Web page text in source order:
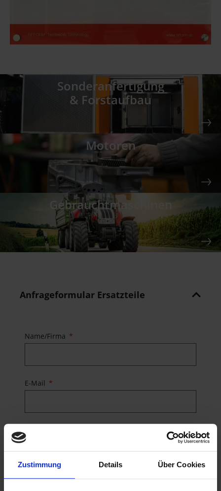
Zustimmung Details Über Cookies
Sonder­anfertigung
& Forstaufbau
Motoren
Gebraucht­maschinen
Anfrageformular Ersatzteile
Name/Firma
E-Mail
Straße